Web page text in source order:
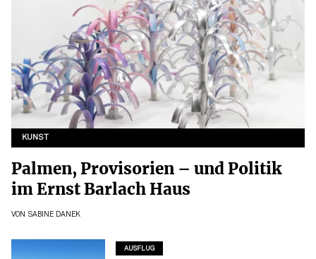
KUNST
Palmen, Provisorien – und Politik
im Ernst Barlach Haus
VON SABINE DANEK
AUSFLUG